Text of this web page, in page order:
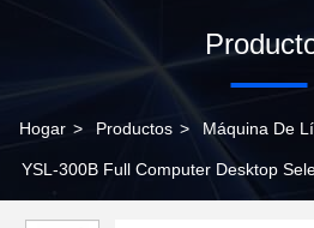
Hogar > Productos > Máquina De
YSL-300B Full Computer Desktop